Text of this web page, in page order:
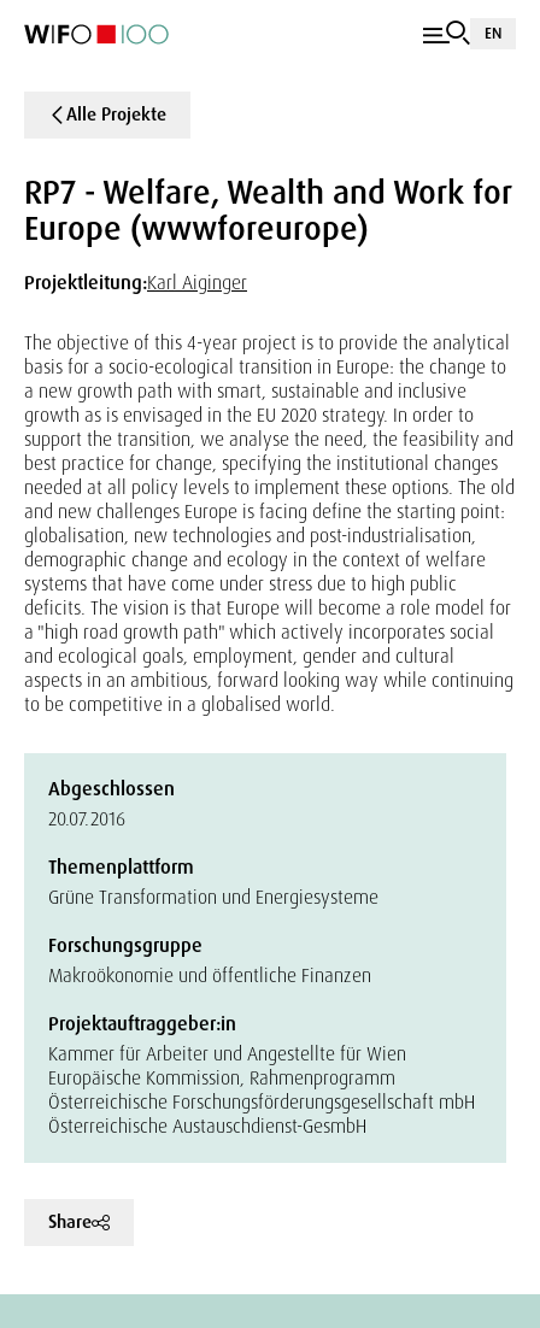
EN
Alle Projekte
RP7 - Welfare, Wealth and Work for
Europe (wwwforeurope)
Projektleitung:Karl Aiginger
The objective of this 4-year project is to provide the analytical
basis for a socio-ecological transition in Europe: the change to
a new growth path with smart, sustainable and inclusive
growth as is envisaged in the EU 2020 strategy. In order to
support the transition, we analyse the need, the feasibility and
best practice for change, specifying the institutional changes
needed at all policy levels to implement these options. The old
and new challenges Europe is facing define the starting point:
globalisation, new technologies and post-industrialisation,
demographic change and ecology in the context of welfare
systems that have come under stress due to high public
deficits. The vision is that Europe will become a role model for
a "high road growth path" which actively incorporates social
and ecological goals, employment, gender and cultural
aspects in an ambitious, forward looking way while continuing
to be competitive in a globalised world.
Abgeschlossen
20.07.2016
Themenplattform
Grüne Transformation und Energiesysteme
Forschungsgruppe
Makroökonomie und öffentliche Finanzen
Projektauftraggeber:in
Kammer für Arbeiter und Angestellte für Wien
Europäische Kommission, Rahmenprogramm
Österreichische Forschungsförderungsgesellschaft mbH
Österreichische Austauschdienst-GesmbH
Share